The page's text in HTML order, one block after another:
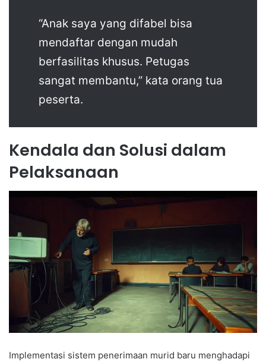
“Anak saya yang difabel bisa
mendaftar dengan mudah
berfasilitas khusus. Petugas
sangat membantu,” kata orang tua
peserta.
Kendala dan Solusi dalam
Pelaksanaan
Implementasi sistem penerimaan murid baru menghadapi